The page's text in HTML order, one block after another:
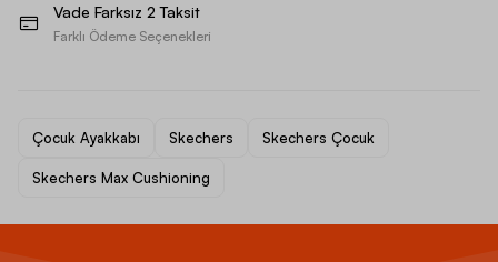
Vade Farksız 2 Taksit
Farklı Ödeme Seçenekleri
Çocuk Ayakkabı Skechers Skechers Çocuk
Skechers Max Cushioning